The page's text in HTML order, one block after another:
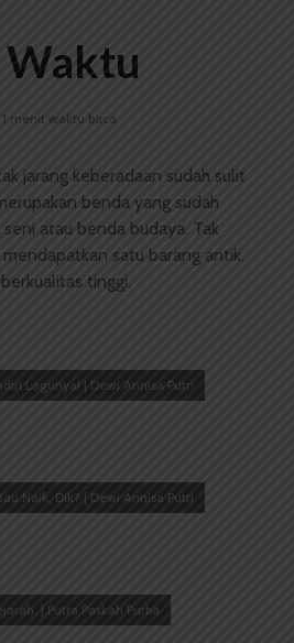
Waktu
1 menit waktu baca
jarang keberadaan sudah sulit
benda yang sudah
seni atau benda budaya. Tak
satu barang antik.
tinggi.
Lagunya! | Dewi Annisa Putri
Naik, Dik? | Dewi Annisa Putri
| Putra Paskah Purba